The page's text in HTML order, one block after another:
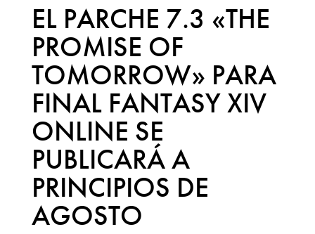
EL PARCHE 7.3 «THE
PROMISE OF
TOMORROW» PARA
FINAL FANTASY XIV
ONLINE SE
PUBLICARÁ A
PRINCIPIOS DE
AGOSTO